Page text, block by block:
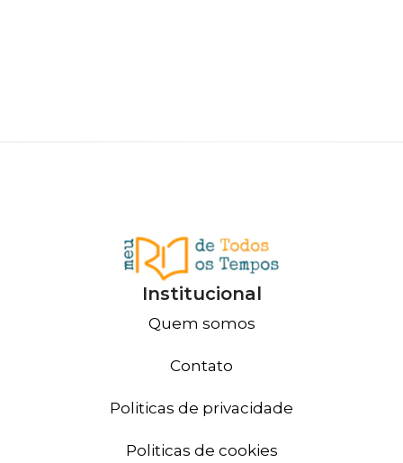
Institucional
Quem somos
Contato
Politicas de privacidade
Politicas de cookies